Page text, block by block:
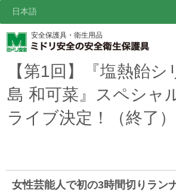
安全保護具・衛生用品
日本語
【第1回】『塩熱飴シ
島 和可菜』スペシャ
ライブ決定！（終了）
女性芸能人で初の3時間切りラン